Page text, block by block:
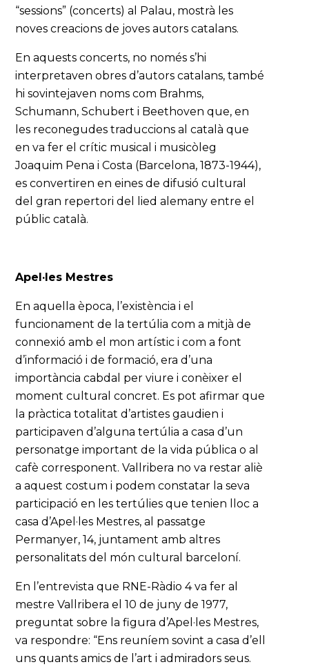
“sessions” (concerts) al Palau, mostrà les
noves creacions de joves autors catalans.
En aquests concerts, no només s’hi
interpretaven obres d’autors catalans, també
hi sovintejaven noms com Brahms,
Schumann, Schubert i Beethoven que, en
les reconegudes traduccions al català que
en va fer el crític musical i musicòleg
Joaquim Pena i Costa (Barcelona, 1873-1944),
es convertiren en eines de difusió cultural
del gran repertori del lied alemany entre el
públic català.
Apel·les Mestres
En aquella època, l’existència i el
funcionament de la tertúlia com a mitjà de
connexió amb el mon artístic i com a font
d’informació i de formació, era d’una
importància cabdal per viure i conèixer el
moment cultural concret. Es pot afirmar que
la pràctica totalitat d’artistes gaudien i
participaven d’alguna tertúlia a casa d’un
personatge important de la vida pública o al
cafè corresponent. Vallribera no va restar aliè
a aquest costum i podem constatar la seva
participació en les tertúlies que tenien lloc a
casa d’Apel·les Mestres, al passatge
Permanyer, 14, juntament amb altres
personalitats del món cultural barceloní.
En l’entrevista que RNE-Ràdio 4 va fer al
mestre Vallribera el 10 de juny de 1977,
preguntat sobre la figura d’Apel·les Mestres,
va respondre: “Ens reuníem sovint a casa d’ell
uns quants amics de l’art i admiradors seus.